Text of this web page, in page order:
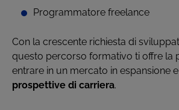
Programmatore freelance
Con la crescente richiesta di
questo percorso formativo ti offre la
entrare in un mercato in espansione e
prospettive di carriera.